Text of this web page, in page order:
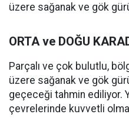
üzere sağanak ve gök
ORTA ve DOĞU
Parçalı ve çok bulutlu,
üzere sağanak ve gök
geçeceği tahmin ediliyor.
çevrelerinde kuvvetli